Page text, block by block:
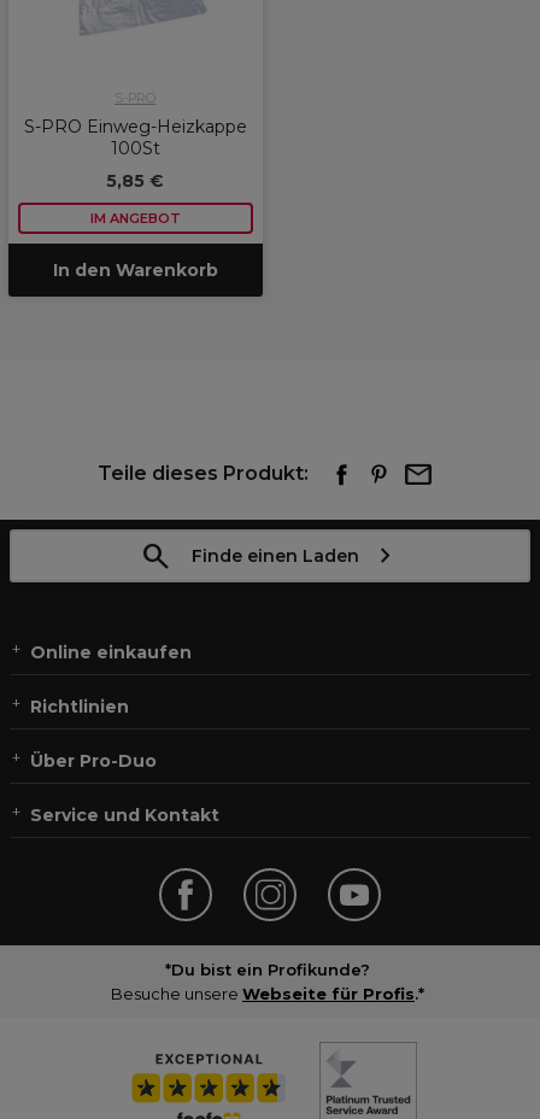
S-PRO
S-PRO Einweg-Heizkappe
100St
5,85 €
IM ANGEBOT
In den Warenkorb
Teile dieses Produkt:
Finde einen Laden
Online einkaufen
Richtlinien
Über Pro-Duo
Service und Kontakt
*Du bist ein Profikunde?
Besuche unsere Webseite für Profis.*